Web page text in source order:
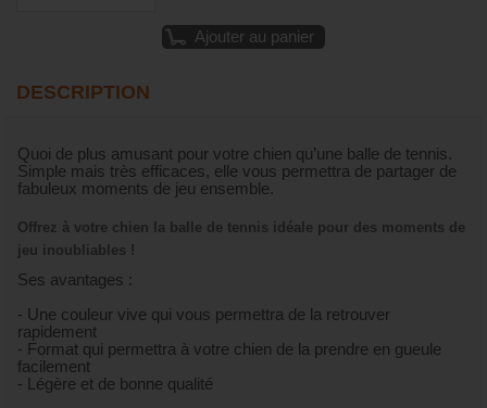
Ajouter au panier
DESCRIPTION
Quoi de plus amusant pour votre chien qu’une balle de tennis.
Simple mais très efficaces, elle vous permettra de partager de
fabuleux moments de jeu ensemble.
Offrez à votre chien la balle de tennis idéale pour des moments de
jeu inoubliables !
Ses avantages :
- Une couleur vive qui vous permettra de la retrouver
rapidement
- Format qui permettra à votre chien de la prendre en gueule
facilement
- Légère et de bonne qualité